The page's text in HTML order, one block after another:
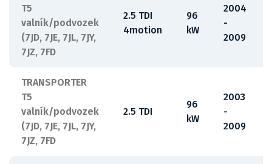
T5
valník/podvozek
(7JD, 7JE, 7JL, 7JY,
7JZ, 7FD
2.5 TDI
4motion
96
kW
2004
-
2009
TRANSPORTER
T5
valník/podvozek
(7JD, 7JE, 7JL, 7JY,
7JZ, 7FD
2.5 TDI
96
kW
2003
-
2009